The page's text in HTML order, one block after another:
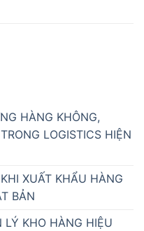
HÀNG KHÔNG,
LOGISTICS HIỆN
XUẤT KHẨU HÀNG
BẢN
LÝ KHO HÀNG HIỆU